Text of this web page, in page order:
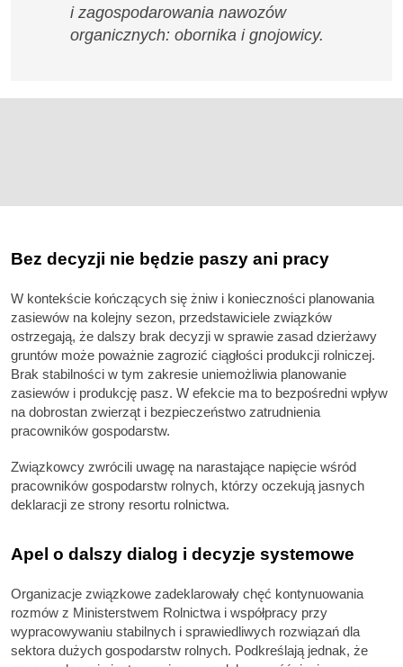
i zagospodarowania nawozów
organicznych: obornika i gnojowicy.
Bez decyzji nie będzie paszy ani pracy
W kontekście kończących się żniw i konieczności planowania
zasiewów na kolejny sezon, przedstawiciele związków
ostrzegają, że dalszy brak decyzji w sprawie zasad dzierżawy
gruntów może poważnie zagrozić ciągłości produkcji rolniczej.
Brak stabilności w tym zakresie uniemożliwia planowanie
zasiewów i produkcję pasz. W efekcie ma to bezpośredni wpływ
na dobrostan zwierząt i bezpieczeństwo zatrudnienia
pracowników gospodarstw.
Związkowcy zwrócili uwagę na narastające napięcie wśród
pracowników gospodarstw rolnych, którzy oczekują jasnych
deklaracji ze strony resortu rolnictwa.
Apel o dalszy dialog i decyzje systemowe
Organizacje związkowe zadeklarowały chęć kontynuowania
rozmów z Ministerstwem Rolnictwa i współpracy przy
wypracowywaniu stabilnych i sprawiedliwych rozwiązań dla
sektora dużych gospodarstw rolnych. Podkreślają jednak, że